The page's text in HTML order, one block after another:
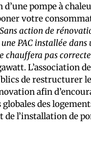
d’une pompe à
votre
action de
PAC installée dans
chauffera pas
L’association
de restructurer
afin
des
de l’installation de